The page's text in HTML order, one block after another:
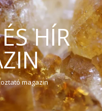
HÍR
magazin